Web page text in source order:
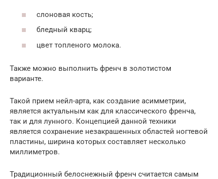
слоновая кость;
бледный кварц;
цвет топленого молока.
Также можно выполнить френч в золотистом
варианте.
Такой прием нейл-арта, как создание асимметрии,
является актуальным как для классического френча,
так и для лунного. Концепцией данной техники
является сохранение незакрашенных областей ногтевой
пластины, ширина которых составляет несколько
миллиметров.
Традиционный белоснежный френч считается самым